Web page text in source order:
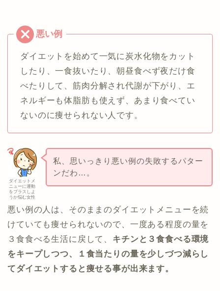
ダイエットを始めて一気に炭水化物をカット
したり、一食抜いたり、朝昼食べず夜だけ食
べたりして、筋肉分解され代謝が下がり、エ
ネルギーも体脂肪も使えず、あまり食べてい
ないのに痩せられない人です。
ダイエットメ
ニューに運動
をプラスしよ
うか悩む女性
私、思いっきり悪い例の失敗するパター
ンだわ…。
悪い例の人は、そのままのダイエットメニューを続
けていても痩せられないので、一度ある程度の量を
３食食べる生活に戻して、 キチンと３食食べる環境
をキープしつつ、１食当たりの量を少しづつ減らし
てダイエットすると痩せる事が出来ます。